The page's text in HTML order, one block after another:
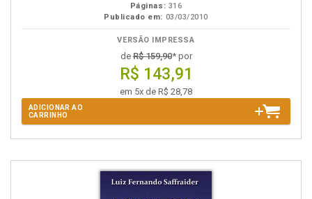
Páginas: 316
Publicado em: 03/03/2010
VERSÃO IMPRESSA
deR$ 159,90* por
R$ 143,91
em 5x de R$ 28,78
ADICIONAR AO
CARRINHO